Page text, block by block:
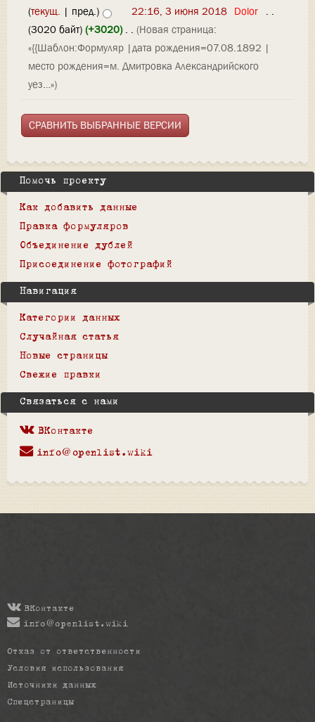
(текущ. | пред.) 22:16, 3 июня 2018 Dolor . .
(3020 байт) (+3020)‎ . . (Новая страница:
«{{Шаблон:Формуляр |дата рождения=07.08.1892 |
место рождения=м. Дмитровка Александрийского
уез…»)
Помочь проекту
Как добавить данные
Правка формуляров
Объединение дублей
Присоединение фотографий
Навигация
Категории данных
Случайная статья
Новые страницы
Свежие правки
Связаться с нами
ВКонтакте
info@openlist.wiki
ВКонтакте
info@openlist.wiki
Отказ от ответственности
Условия использования
Источники данных
Спецстраницы